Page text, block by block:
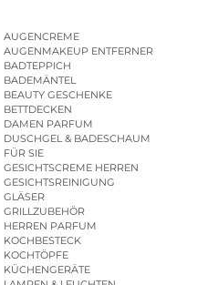
AUGENCREME
AUGENMAKEUP ENTFERNER
BADTEPPICH
BADEMÄNTEL
BEAUTY GESCHENKE
BETTDECKEN
DAMEN PARFUM
DUSCHGEL & BADESCHAUM
FÜR SIE
GESICHTSCREME HERREN
GESICHTSREINIGUNG
GLÄSER
GRILLZUBEHÖR
HERREN PARFUM
KOCHBESTECK
KOCHTÖPFE
KÜCHENGERÄTE